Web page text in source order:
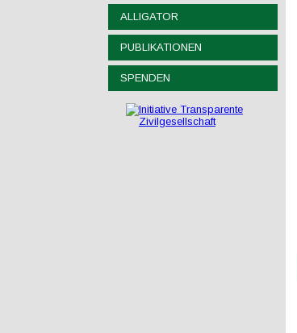
ALLIGATOR
PUBLIKATIONEN
SPENDEN